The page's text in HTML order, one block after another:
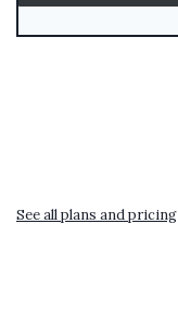
See all plans and pricing